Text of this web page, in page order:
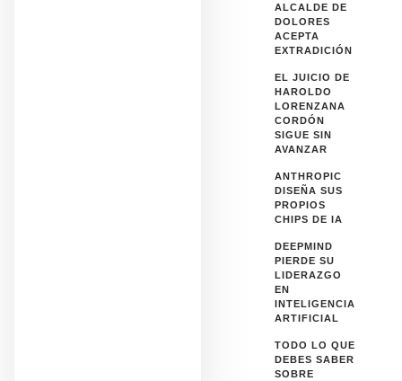
ALCALDE DE
DOLORES
ACEPTA
EXTRADICIÓN
EL JUICIO DE
HAROLDO
LORENZANA
CORDÓN
SIGUE SIN
AVANZAR
ANTHROPIC
DISEÑA SUS
PROPIOS
CHIPS DE IA
DEEPMIND
PIERDE SU
LIDERAZGO
EN
INTELIGENCIA
ARTIFICIAL
TODO LO QUE
DEBES SABER
SOBRE